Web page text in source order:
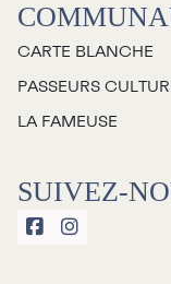
CARTE BLANCHE
PASSEURS
LA FAMEUSE
SUIVEZ-
 